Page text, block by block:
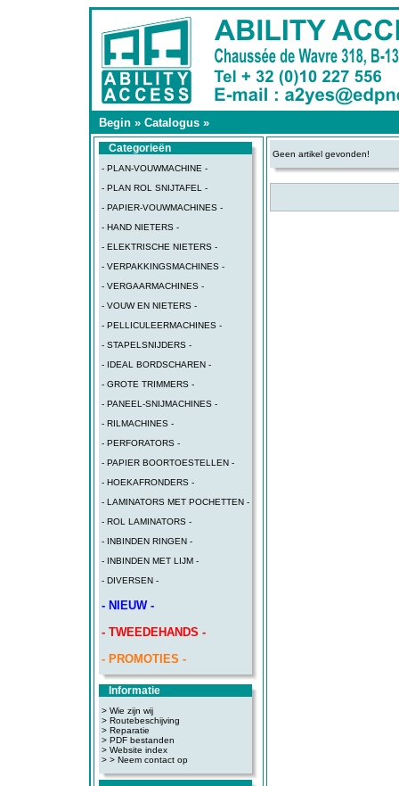
Begin » Catalogus »
Categorieën
- PLAN-VOUWMACHINE -
- PLAN ROL SNIJTAFEL -
- PAPIER-VOUWMACHINES -
- HAND NIETERS -
- ELEKTRISCHE NIETERS -
- VERPAKKINGSMACHINES -
- VERGAARMACHINES -
- VOUW EN NIETERS -
- PELLICULEERMACHINES -
- STAPELSNIJDERS -
- IDEAL BORDSCHAREN -
- GROTE TRIMMERS -
- PANEEL-SNIJMACHINES -
- RILMACHINES -
- PERFORATORS -
- PAPIER BOORTOESTELLEN -
- HOEKAFRONDERS -
- LAMINATORS MET POCHETTEN -
- ROL LAMINATORS -
- INBINDEN RINGEN -
- INBINDEN MET LIJM -
- DIVERSEN -
- NIEUW -
- TWEEDEHANDS -
- PROMOTIES -
Informatie
> Wie zijn wij
> Routebeschijving
> Reparatie
> PDF bestanden
> Website index
> > Neem contact op
Geen artikel gevonden!